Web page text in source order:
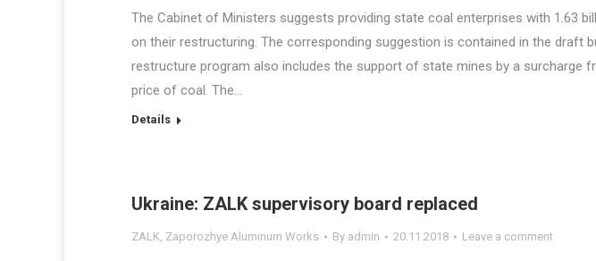
The Cabinet of Ministers suggests providing state coal enterprises with 1.63
on their restructuring. The corresponding suggestion is contained in the draft
restructure program also includes the support of state mines by a surcharge
price of coal. The…
Details
Ukraine: ZALK supervisory board replaced
ZALK, Zaporozhye Aluminum Works By admin 20.11.2018 Leave a comment